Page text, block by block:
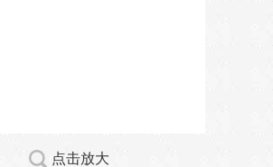
点击放大